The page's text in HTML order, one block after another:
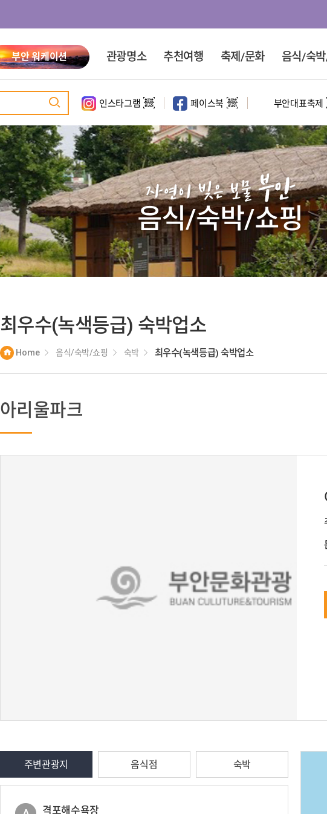
부안 워케이션 관광명소
관광명소 대표 관광지 문화·체험시설 정원
마실길 해수욕장 영상촬영명소
추천여행
추천여행 홍보영상
홍보영상
코스여행
사계절코스
반일코스
1일코스
2일코스
드라이브 코스
테마여행
문화여행
속살여행
체험여행
섬여행
새만금권역 여행
국립새만금간척
박물관
축제/문화 음식/숙
인스타그램 페이스북 부안대표축제
자연이 빚은 보물부안
음식/숙박/쇼핑
최우수(녹색등급) 숙박업소
Home 음식/숙박/쇼핑 숙박 최우수(녹색등급) 숙박업소
아리울파크
주변관광지 음식점 숙박
격포해수욕장